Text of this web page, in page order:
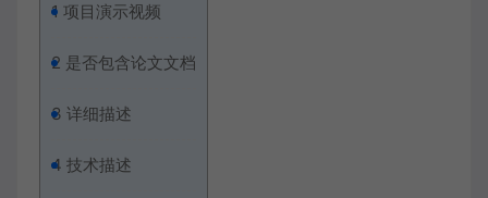
1 项目演示视频
2 是否包含论文文档
3 详细描述
4 技术描述